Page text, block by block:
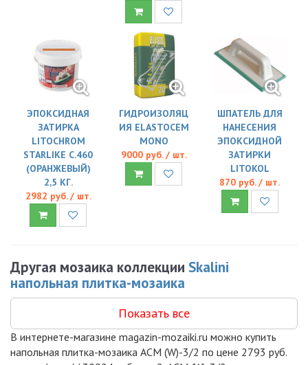
ЭПОКСИДНАЯ
ЗАТИРКА
LITOCHROM
STARLIKE C.460
(ОРАНЖЕВЫЙ)
2,5 КГ.
2982 руб. / шт.
ГИДРОИЗОЛЯЦ
ИЯ ELASTOCEM
MONO
9000 руб. / шт.
ШПАТЕЛЬ ДЛЯ
НАНЕСЕНИЯ
ЭПОКСИДНОЙ
ЗАТИРКИ
LITOKOL
870 руб. / шт.
Другая мозаика коллекции Skalini
напольная плитка-мозаика
Показать все
В интернете-магазине magazin-mozaiki.ru можно купить
напольная плитка-мозаика ACM (W)-3/2 по цене 2793 руб.